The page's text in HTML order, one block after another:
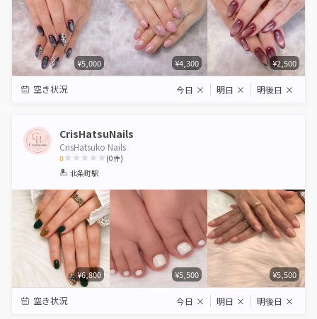
¥5,000 ¥4,300 ¥2,500
空き状況 今日 × 明日 × 明後日 ×
CrisHatsuNails
CrisHatsuko Nails
0
1 2 3 4 5
(0件)
北条町駅
¥6,800 ¥5,500 ¥5,500
空き状況 今日 × 明日 × 明後日 ×